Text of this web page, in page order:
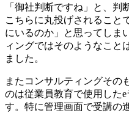
「御社判断ですね」と、
こちらに丸投げされること
にいるのか」と思ってしま
ィングではそのようなこと
ました。
またコンサルティングその
のは従業員教育で使用した
す。特に管理画面で受講の